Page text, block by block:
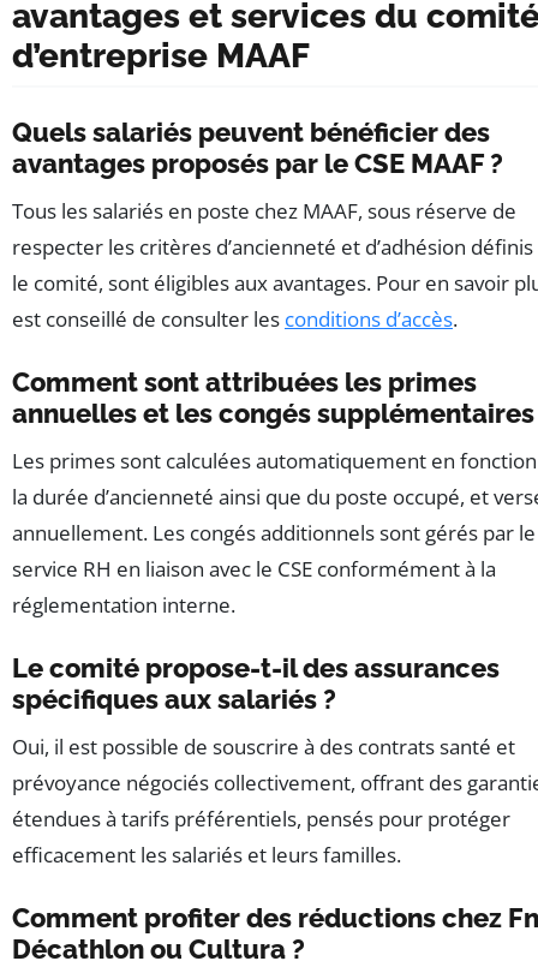
avantages et services du
d’entreprise MAAF
Quels salariés peuvent bénéficier des
avantages proposés par le CSE MAAF ?
Tous les salariés en poste chez MAAF, sous réserve de
respecter les critères d’ancienneté et d’adhésion
le comité, sont éligibles aux avantages. Pour en savoir
est conseillé de consulter les conditions d’accès.
Comment sont attribuées les primes
annuelles et les congés supplémentaires
Les primes sont calculées automatiquement en
la durée d’ancienneté ainsi que du poste occupé, et
annuellement. Les congés additionnels sont gérés par le
service RH en liaison avec le CSE conformément à la
réglementation interne.
Le comité propose-t-il des assurances
spécifiques aux salariés ?
Oui, il est possible de souscrire à des contrats santé et
prévoyance négociés collectivement, offrant des
étendues à tarifs préférentiels, pensés pour protéger
efficacement les salariés et leurs familles.
Comment profiter des réductions chez
Décathlon ou Cultura ?